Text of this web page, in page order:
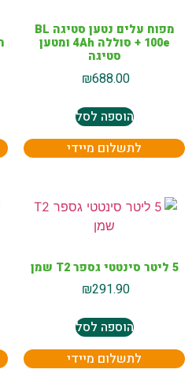
מפוח עלים נטען סטיגה BL
100e + סוללה 4Ah ומטען
סטיגה
₪688.00
הוספה לסל
לתשלום מיידי
5 ליטר סינטטי גספר T2 שמן
₪291.90
הוספה לסל
לתשלום מיידי